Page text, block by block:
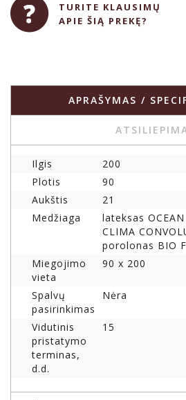
TURITE KLAUSIMŲ
APIE ŠIĄ PREKĘ?
APRAŠYMAS /
Ilgis
200
Plotis
90
Aukštis
21
Medžiaga
lateksas
CLIMA
porolonas BIO
Miegojimo
vieta
90 x 200
Spalvų
pasirinkimas
Nėra
Vidutinis
pristatymo
terminas,
d.d.
15